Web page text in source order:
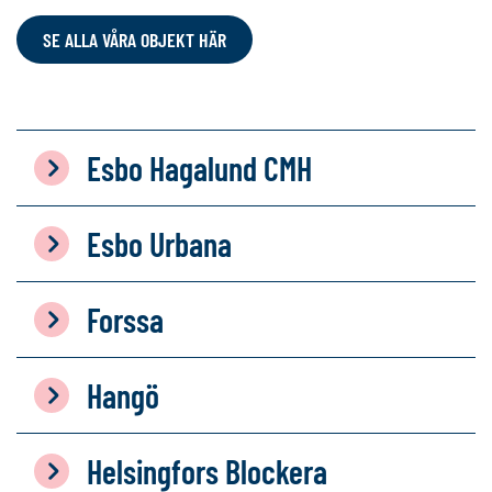
SE ALLA VÅRA OBJEKT HÄR
Esbo Hagalund CMH
Esbo Urbana
Forssa
Hangö
Helsingfors Blockera